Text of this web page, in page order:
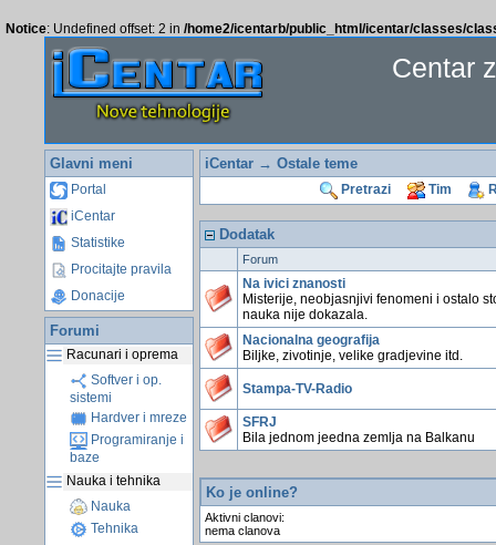
Notice: Undefined offset: 2 in /home2/icentarb/public_html/icentar/classes/
Centar
Glavni meni
Portal
iCentar
Statistike
Procitajte pravila
Donacije
Forumi
Racunari i oprema
Softver i op.
sistemi
Hardver i mreze
Programiranje i
baze
Nauka i tehnika
Nauka
Tehnika
iCentar→ Ostale teme
Pretrazi Tim
Dodatak
Forum
Na ivici znanosti
Misterije, neobjasnjivi fenomeni i ostalo
nauka nije dokazala.
Nacionalna geografija
Biljke, zivotinje, velike gradjevine itd.
Stampa-TV-Radio
SFRJ
Bila jednom jeedna zemlja na Balkanu
Ko je online?
Aktivni clanovi:
nema clanova